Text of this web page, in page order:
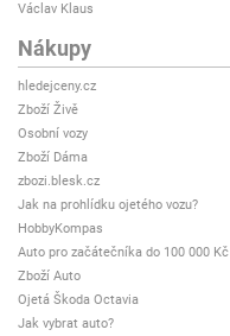
Václav Klaus
Nákupy
hledejceny.cz
Zboží Živě
Osobní vozy
Zboží Dáma
zbozi.blesk.cz
Jak na prohlídku ojetého vozu?
HobbyKompas
Auto pro začátečníka do 100 000 Kč
Zboží Auto
Ojetá Škoda Octavia
Jak vybrat auto?